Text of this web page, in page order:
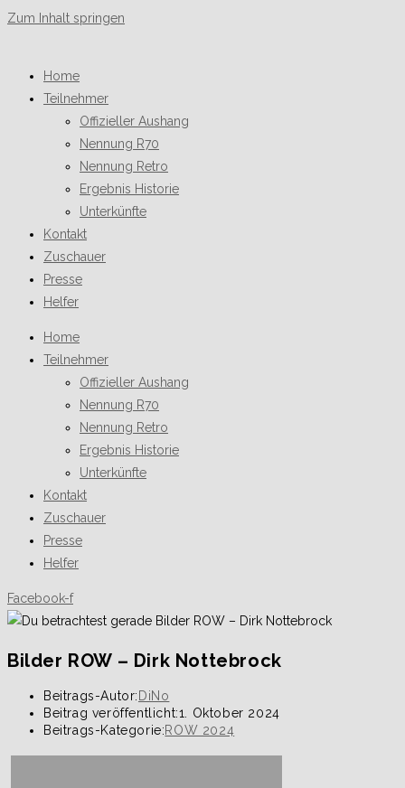
Zum Inhalt springen
Home
Teilnehmer
Offizieller Aushang
Nennung R70
Nennung Retro
Ergebnis Historie
Unterkünfte
Kontakt
Zuschauer
Presse
Helfer
Home
Teilnehmer
Offizieller Aushang
Nennung R70
Nennung Retro
Ergebnis Historie
Unterkünfte
Kontakt
Zuschauer
Presse
Helfer
Facebook-f
Bilder ROW – Dirk Nottebrock
Beitrags-Autor: DiNo
Beitrag veröffentlicht:1. Oktober 2024
Beitrags-Kategorie:ROW 2024